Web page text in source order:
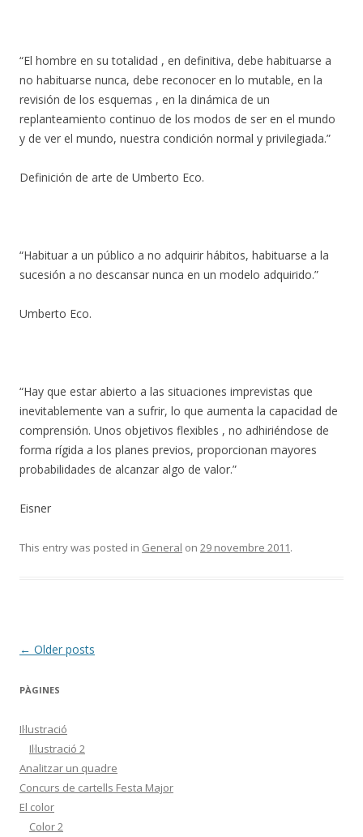
“El hombre en su totalidad , en definitiva, debe habituarse a
no habituarse nunca, debe reconocer en lo mutable, en la
revisión de los esquemas , en la dinámica de un
replanteamiento continuo de los modos de ser en el mundo
y de ver el mundo, nuestra condición normal y privilegiada.”
Definición de arte de Umberto Eco.
“Habituar a un público a no adquirir hábitos, habituarse a la
sucesión a no descansar nunca en un modelo adquirido.”
Umberto Eco.
“Hay que estar abierto a las situaciones imprevistas que
inevitablemente van a sufrir, lo que aumenta la capacidad de
comprensión. Unos objetivos flexibles , no adhiriéndose de
forma rígida a los planes previos, proporcionan mayores
probabilidades de alcanzar algo de valor.”
Eisner
This entry was posted in General on 29 novembre 2011.
Post
← Older posts
PÀGINES
Il·lustració
Il·lustració 2
Analitzar un quadre
Concurs de cartells Festa Major
El color
Color 2